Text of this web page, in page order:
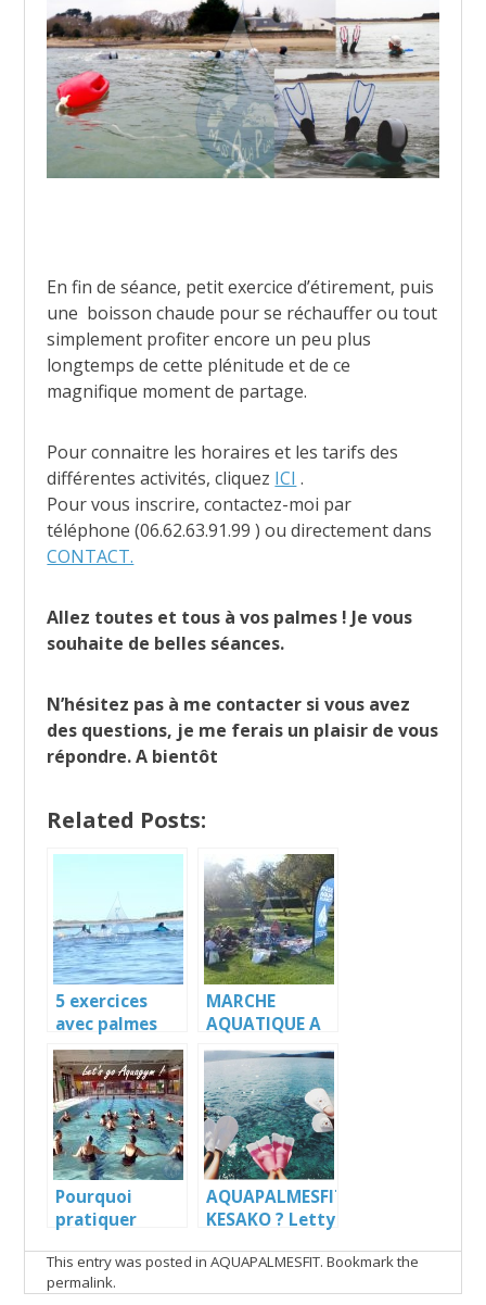
En fin de séance, petit exercice d’étirement, puis
une boisson chaude pour se réchauffer ou tout
simplement profiter encore un peu plus
longtemps de cette plénitude et de ce
magnifique moment de partage.
Pour connaitre les horaires et les tarifs des
différentes activités, cliquez ICI .
Pour vous inscrire, contactez-moi par
téléphone (06.62.63.91.99 ) ou directement dans
CONTACT.
Allez toutes et tous à vos palmes ! Je vous
souhaite de belles séances.
N’hésitez pas à me contacter si vous avez
des questions, je me ferais un plaisir de vous
répondre. A bientôt
Related Posts:
5 exercices
avec palmes
pour de belles
jambes
fuselées, Letty
Bénodet
MARCHE
AQUATIQUE A
BENODET –
FINISTÈRE SUD
– BRETAGNE
Pourquoi
pratiquer
AQUAPALMESFIT
KESAKO ? Letty
Finistère sud
Bretagne
This entry was posted inAQUAPALMESFIT. Bookmark the
permalink.